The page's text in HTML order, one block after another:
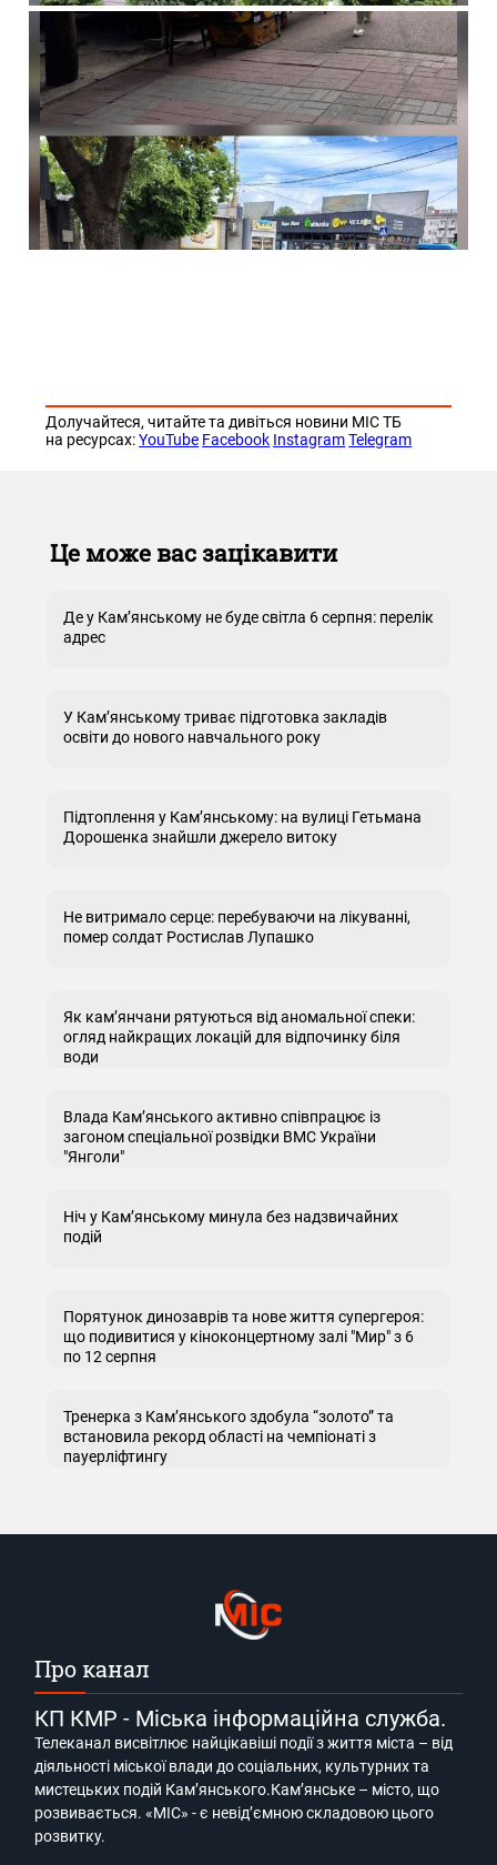
Долучайтеся, читайте та дивіться новини МІС ТБ
на ресурсах:YouTube Facebook Instagram Telegram
Це може вас зацікавити
Де у Кам’янському не буде світла 6 серпня: перелік
адрес
У Кам’янському триває підготовка закладів
освіти до нового навчального року
Підтоплення у Кам’янському: на вулиці Гетьмана
Дорошенка знайшли джерело витоку
Не витримало серце: перебуваючи на лікуванні,
помер солдат Ростислав Лупашко
Як кам’янчани рятуються від аномальної спеки:
огляд найкращих локацій для відпочинку біля
води
Влада Кам’янського активно співпрацює із
загоном спеціальної розвідки ВМС України
"Янголи"
Ніч у Кам’янському минула без надзвичайних
подій
Порятунок динозаврів та нове життя супергероя:
що подивитися у кіноконцертному залі "Мир" з 6
по 12 серпня
Тренерка з Кам’янського здобула “золото” та
встановила рекорд області на чемпіонаті з
пауерліфтингу
Про канал
КП КМР - Міська інформаційна служба.
Телеканал висвітлює найцікавіші події з життя міста – від
діяльності міської влади до соціальних, культурних та
мистецьких подій Кам’янського.Кам’янське – місто, що
розвивається. «МІС» - є невід’ємною складовою цього
розвитку.